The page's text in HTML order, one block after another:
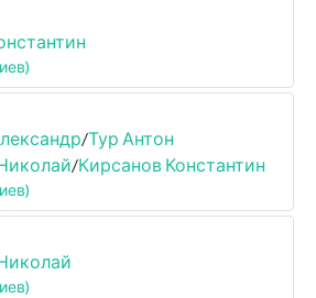
/Тур Антон
/Кирсанов Константин